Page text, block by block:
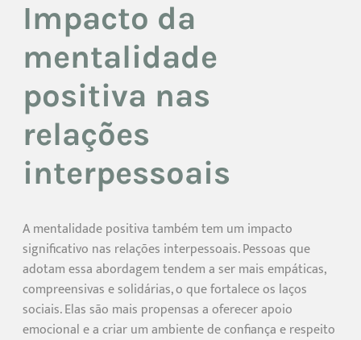
Impacto da
mentalidade
positiva nas
relações
interpessoais
A mentalidade positiva também tem um impacto
significativo nas relações interpessoais. Pessoas que
adotam essa abordagem tendem a ser mais empáticas,
compreensivas e solidárias, o que fortalece os laços
sociais. Elas são mais propensas a oferecer apoio
emocional e a criar um ambiente de confiança e respeito